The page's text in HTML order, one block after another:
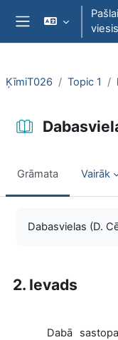
Atvērt galveno saturu
Sānu panelis viesis
ĶīmiT026 Topic 1
Grāmata Vairāk
Dabasvielas (D.
2. Ievads
Dabā